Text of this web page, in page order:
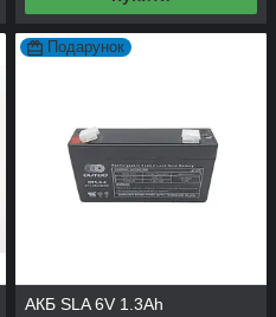
Подарунок
АКБ SLA 6V 1.3Аh